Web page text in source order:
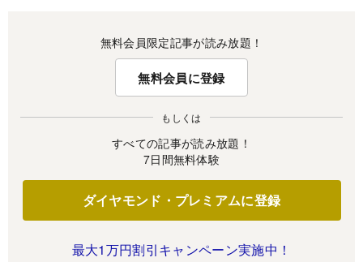
無料会員限定記事が読み放題！
無料会員に登録
もしくは
すべての記事が読み放題！
7日間無料体験
ダイヤモンド・プレミアムに登録
最大1万円割引キャンペーン実施中！